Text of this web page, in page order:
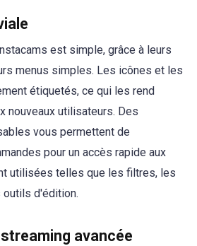
est simple, grâce à leurs
menus simples. Les icônes et les
étiquetés, ce qui les rend
nouveaux utilisateurs. Des
vous permettent de
pour un accès rapide aux
utilisées telles que les filtres, les
d'édition.
avancée